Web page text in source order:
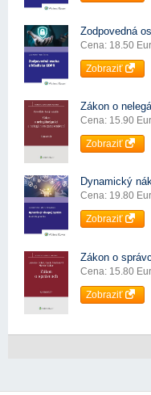
Zodpovedná
Cena: 18.50 Eur
Zobraziť
Zákon o
Cena: 15.90 Eur
Zobraziť
Dynamický
Cena: 19.80 Eur
Zobraziť
Zákon o
Cena: 15.80 Eur
Zobraziť